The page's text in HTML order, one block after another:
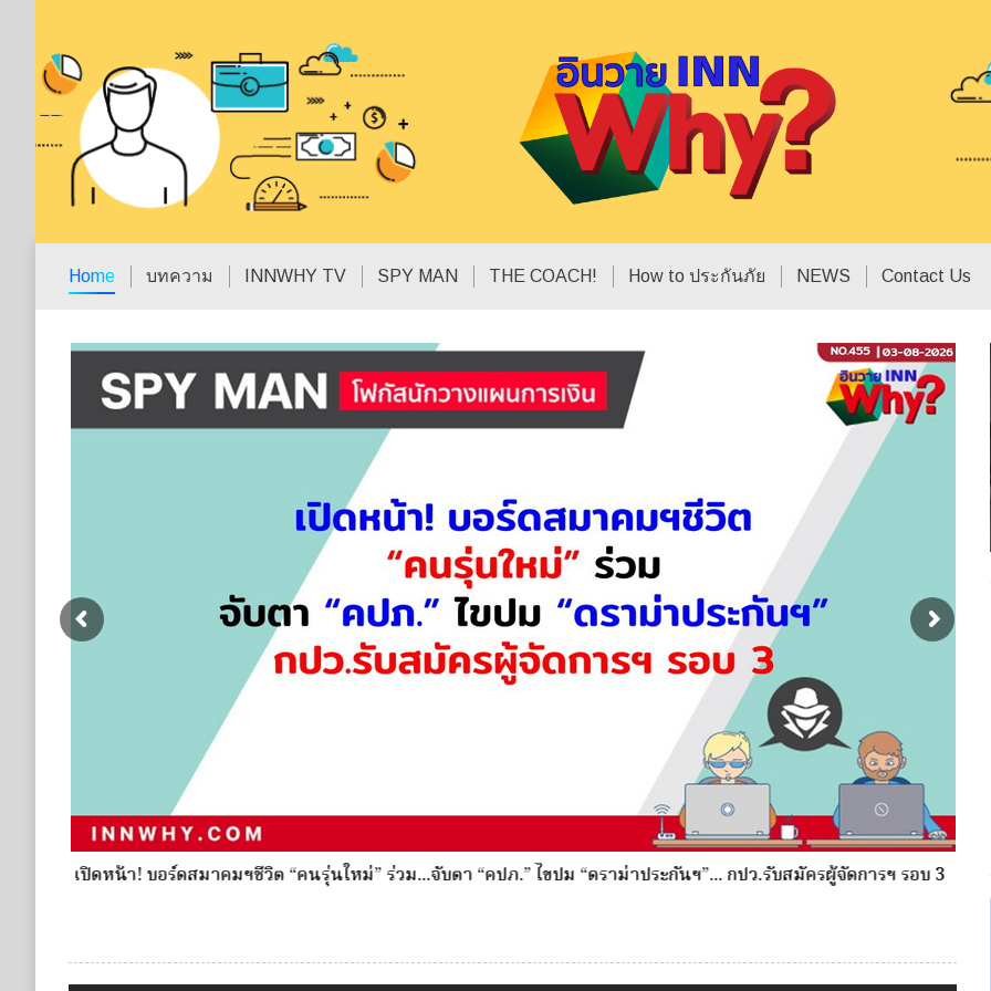
Home บทความ INNWHY TV SPY MAN THE COACH! How to ประกันภัย NEWS Contact Us
เปิดหน้า! บอร์ดสมาคมฯชีวิต “คนรุ่นใหม่” ร่วม...จับตา “คปภ.” ไขปม “ดราม่าประกันฯ”... กปว.รับสมัครผู้จัดการฯ รอบ 3 กองทุนป
ประกัน